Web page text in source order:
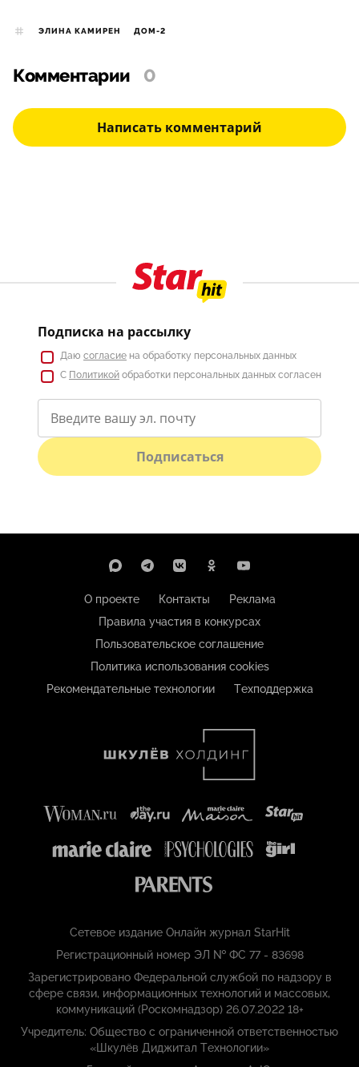
ЭЛИНА КАМИРЕН ДОМ-2
Комментарии 0
Написать комментарий
Подписка на рассылку
Даю согласие на обработку персональных данных
С Политикой обработки персональных данных согласен
Подписаться
О проекте Контакты
Реклама
Правила участия в конкурсах
Пользовательское соглашение
Политика использования cookies
Рекомендательные технологии
Техподдержка
Сетевое издание Онлайн журнал StarHit
Регистрационный номер ЭЛ № ФС 77 - 83698
Зарегистрировано Федеральной службой по надзору в
сфере связи, информационных технологий и массовых,
коммуникаций (Роскомнадзор) 26.07.2022 18+
Учредитель: Общество с ограниченной ответственностью
«Шкулёв Диджитал Технологии»